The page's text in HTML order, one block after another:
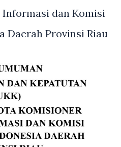
dan Komisi
Daerah Provinsi Riau